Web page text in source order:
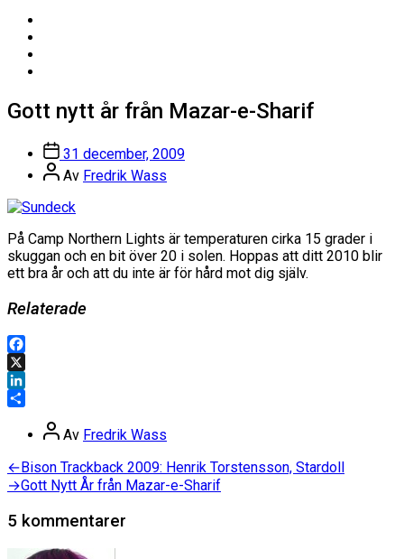
Gott nytt år från Mazar-e-Sharif
Inläggsdatum
31 december, 2009
Inläggsförfattare
Av Fredrik Wass
På Camp Northern Lights är temperaturen cirka 15 grader i
skuggan och en bit över 20 i solen. Hoppas att ditt 2010 blir
ett bra år och att du inte är för hård mot dig själv.
Relaterade
Facebook
X
LinkedIn
Inläggsförfattare
Av Fredrik Wass
Inläggsnavigering
←Föregående
inlägg:
Bison Trackback 2009: Henrik Torstensson, Stardoll
→Nästa
Gott Nytt År från Mazar-e-Sharif
5 kommentarer